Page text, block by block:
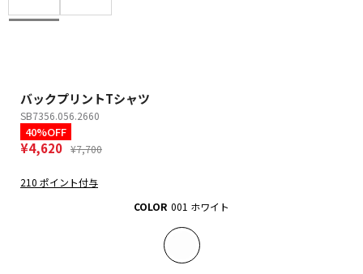
バックプリントTシャツ
SB7356.056.2660
40%OFF
¥4,620 ¥7,700
210 ポイント付与
COLOR 001 ホワイト